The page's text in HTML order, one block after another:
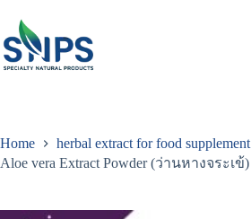
Home
herbal extract for food supplement
Aloe vera Extract Powder (ว่านหางจระเข้)